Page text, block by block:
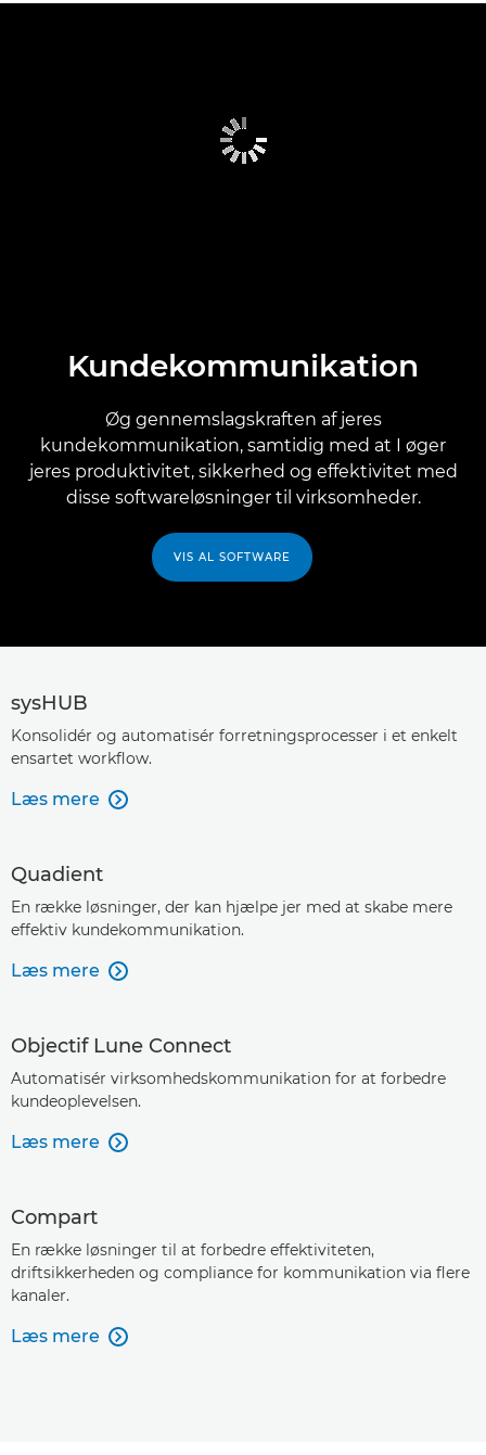
Kundekommunikation
Øg gennemslagskraften af jeres
kundekommunikation, samtidig med at I øger
jeres produktivitet, sikkerhed og effektivitet med
disse softwareløsninger til virksomheder.
VIS AL SOFTWARE
sysHUB
Konsolidér og automatisér forretningsprocesser i et enkelt
ensartet workflow.
Læs mere 
Quadient
En række løsninger, der kan hjælpe jer med at skabe mere
effektiv kundekommunikation.
Læs mere 
Objectif Lune Connect
Automatisér virksomhedskommunikation for at forbedre
kundeoplevelsen.
Læs mere 
Compart
En række løsninger til at forbedre effektiviteten,
driftsikkerheden og compliance for kommunikation via flere
kanaler.
Læs mere 